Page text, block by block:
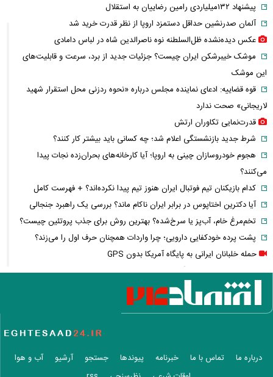
پیشنهاد ۱۳۲میلیاردی رامین رضاییان به استقلال
آلمان صدرنشین حداقل دستمزد اروپا از نظر قدرت خرید شد
عکس دیده‌نشده ظل‌السلطنه نوه ناصرالدین شاه در لباس دامادی
موشک خیبرشکن ایران چیست؟ جزئیات جدید از برد، سرعت و قابلیت‌های
این موشک
قوه قضاییه: ادعای نماینده مجلس درباره «نحوه ردزنی محل استقرار شهید
لاریجانی» صحت ندارد
قدرت‌نمایی تکاوران ارتش
شرط جدید بازنشستگی اعلام شد؛ چه کسانی باید بیشتر کار کنند؟
هجوم خودروسازان چینی به اروپا؛ آیا کارخانه‌های بحران‌زده نجات پیدا
می‌کنند؟
کدام بازیکنان تیم فوتبال ایران هنوز تیم پیدا نکرده‌اند؟ + فهرست کامل
آیا دکترین اختاپوس در برابر ایران ناکام ماند؟ بررسی یک راهبرد جنجالی
تخم‌مرغ خام، آب‌پز یا سرخ‌شده؟ بهترین روش برای جذب پروتئین چیست؟
پشت پرده خودکفایی دارویی؛ چرا واردات همچنان حرف اول را می‌زند؟
حمله خلبانان ایرانی به پایگاه آمریکا بدون GPS
شرایط تغییر نام خانوادگی و شناسنامه اعلام شد+ مراحل، مدارک لازم و قوانین
جدید ثبت احوال
یک خبر غیرمنتظره درباره توافق ایران و آمریکا
این نقشه جدید متروی تهران شما را به تمام جاهای دیدنی شهر می‌رساند +
درباره ما تماس با ما خبرنامه پیوندها جستجو آرشیو
آب و هوا